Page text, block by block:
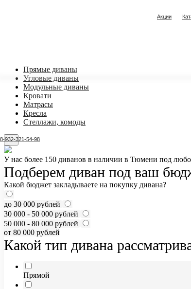
8-932-321-54-98
Акции
Прямые диваны
Угловые диваны
Модульные диваны
Кровати
Матрасы
Кресла
Стеллажи, комоды
У нас более 150 диванов в наличии в Тюмени под
Подберем диван под ваш
Какой бюджет закладываете на покупку дивана?
до 30 000 рублей
30 000 - 50 000 рублей
50 000 - 80 000 рублей
от 80 000 рублей
Какой тип дивана
Прямой